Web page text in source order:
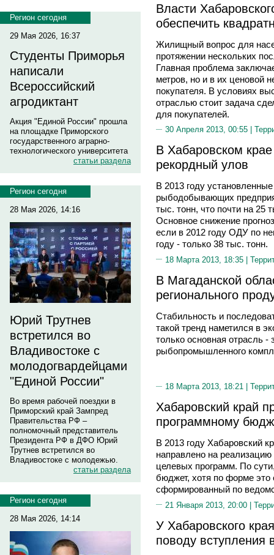
Регион сегодня
29 Мая 2026, 16:37
Студенты Приморья
написали
Всероссийский
агродиктант
Акция "Единой России" прошла
на площадке Приморского
государственного аграрно-
технологического университета
статьи раздела
Регион сегодня
28 Мая 2026, 14:16
Юрий Трутнев
встретился во
Владивостоке с
молодогвардейцами
"Единой России"
Во время рабочей поездки в
Приморский край Зампред
Правительства РФ –
полномочный представитель
Президента РФ в ДФО Юрий
Трутнев встретился во
Владивостоке с молодежью.
статьи раздела
Регион сегодня
28 Мая 2026, 14:14
Власти
обеспечить
Жилищный вопрос для
протяжении нескольких
Главная проблема
метров, но и в их ценовой
покупателя. В условиях
отраслью стоит задача
для покупателей.
30 Апреля 2013, 00:55 |
В Хабаровском
рекордный улов
В 2013 году
рыбодобывающих
тыс. тонн, что почти на 25
Основное снижение
если в 2012 году ОДУ по
году - только 38 тыс. тонн.
18 Марта 2013, 18:35 |
В Магаданской
регионального
Стабильность и
такой тренд наметился в
только основная отрасль
рыбопромышленного
18 Марта 2013, 18:21 |
Хабаровский край
программному
В 2013 году Хабаровский
направлено на
целевых программ. По
бюджет, хотя по форме
сформированный по
21 Января 2013, 20:00 |
У Хабаровского
поводу вступления